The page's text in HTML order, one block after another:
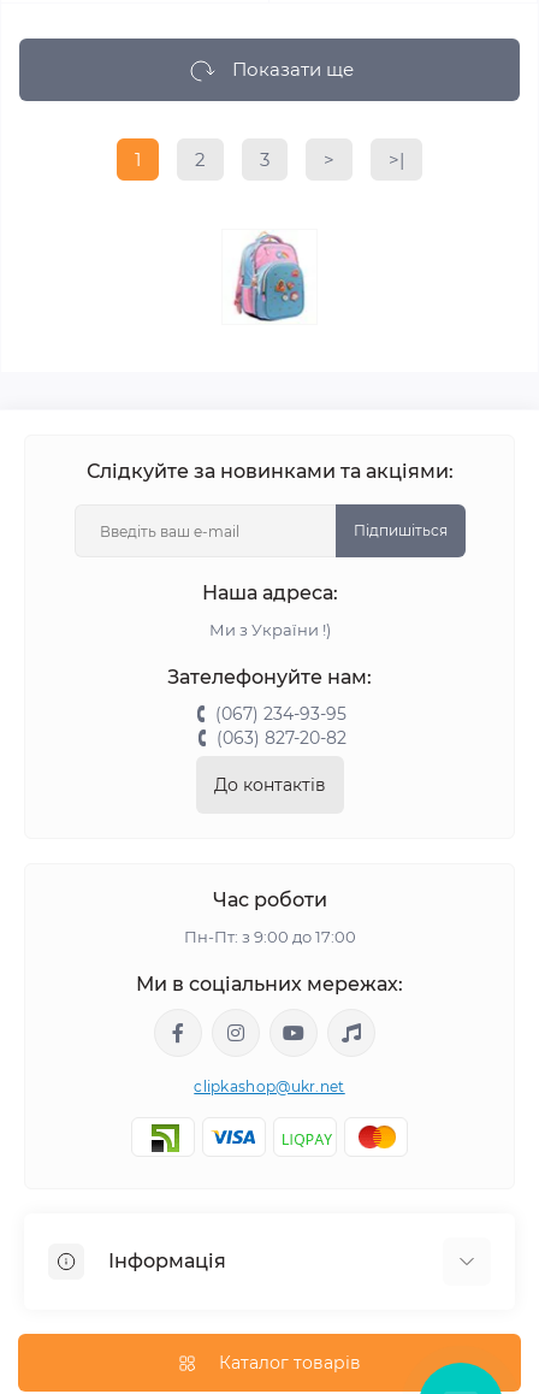
Показати ще
1 2 3 > >|
Слідкуйте за новинками та акціями:
Підпишіться
Наша адреса:
Ми з України !)
Зателефонуйте нам:
(067) 234-93-95
(063) 827-20-82
До контактів
Час роботи
Пн-Пт: з 9:00 до 17:00
Ми в соціальних мережах:
clipkashop@ukr.net
Інформація
Каталог товарів